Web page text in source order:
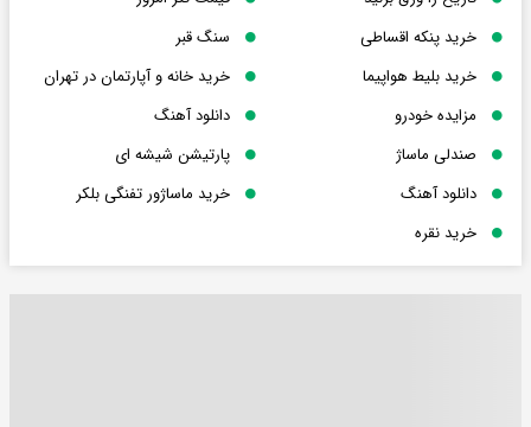
خرید پنکه اقساطی
سنگ قبر
خرید بلیط هواپیما
خرید خانه و آپارتمان در تهران
مزایده خودرو
دانلود آهنگ
صندلی ماساژ
پارتیشن شیشه ای
دانلود آهنگ
خرید ماساژور تفنگی بلکر
خرید نقره